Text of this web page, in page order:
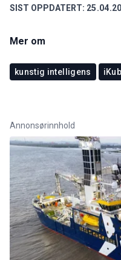
SIST OPPDATERT:
Mer om
kunstig intelligens
Annonsørinnhold